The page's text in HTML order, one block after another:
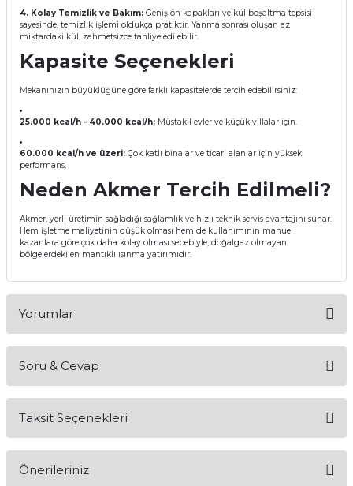
4. Kolay Temizlik ve Bakım: Geniş ön kapakları ve kül boşaltma tepsisi
sayesinde, temizlik işlemi oldukça pratiktir. Yanma sonrası oluşan az
miktardaki kül, zahmetsizce tahliye edilebilir.
Kapasite Seçenekleri
Mekanınızın büyüklüğüne göre farklı kapasitelerde tercih edebilirsiniz:
25.000 kcal/h - 40.000 kcal/h: Müstakil evler ve küçük villalar için.
60.000 kcal/h ve üzeri: Çok katlı binalar ve ticari alanlar için yüksek
performans.
Neden Akmer Tercih Edilmeli?
Akmer, yerli üretimin sağladığı sağlamlık ve hızlı teknik servis avantajını sunar.
Hem işletme maliyetinin düşük olması hem de kullanımının manuel
kazanlara göre çok daha kolay olması sebebiyle, doğalgaz olmayan
bölgelerdeki en mantıklı ısınma yatırımıdır.
Yorumlar
Soru & Cevap
Taksit Seçenekleri
Önerileriniz